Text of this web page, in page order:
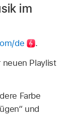
im
de
.
Playlist
Farbe
und